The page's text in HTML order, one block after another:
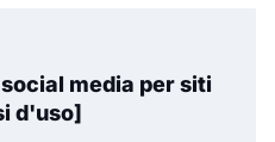
media per siti
d'uso]